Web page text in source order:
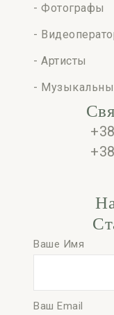
- Фотографы
-
- Артисты
-
Ваше Имя
Ваш Email